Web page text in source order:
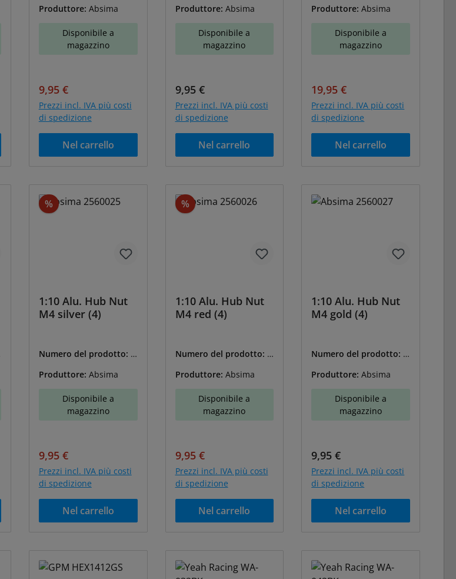
Produttore: Absima
Disponibile a
magazzino
Prezzo di vendita:
9,95 €
Prezzi incl. IVA più costi
di spedizione
Nel carrello
Produttore: Absima
Disponibile a
magazzino
Prezzo normale:
9,95 €
Prezzi incl. IVA più costi
di spedizione
Nel carrello
Produttore:Absima
Disponibile a
magazzino
Prezzo di vendita:
19,95 €
Prezzi incl. IVA più costi
di spedizione
Nel carrello
%Sconto
1:10 Alu. Hub Nut
M4 silver (4)
Numero del prodotto: A
Produttore: Absima
Disponibile a
magazzino
Prezzo di vendita:
9,95 €
Prezzi incl. IVA più costi
di spedizione
Nel carrello
%Sconto
1:10 Alu. Hub Nut
M4 red (4)
Numero del prodotto: A
Produttore: Absima
Disponibile a
magazzino
Prezzo di vendita:
9,95 €
Prezzi incl. IVA più costi
di spedizione
Nel carrello
1:10 Alu. Hub Nut
M4 gold (4)
Numero del prodotto: A
Produttore:Absima
Disponibile a
magazzino
Prezzo normale:
9,95 €
Prezzi incl. IVA più costi
di spedizione
Nel carrello